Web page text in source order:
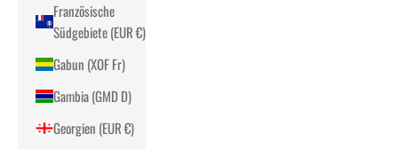
Französische
Südgebiete (EUR €)
Gabun (XOF Fr)
Gambia (GMD D)
Georgien (EUR €)